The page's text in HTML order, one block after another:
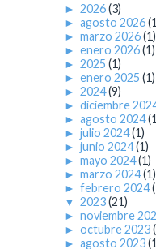
► 2026(3)
► agosto 2026
► marzo 2026(1)
► enero 2026(1)
► 2025 (1)
► enero 2025 (1)
► 2024(9)
► diciembre
► agosto 2024
► julio 2024(1)
► junio 2024(1)
► mayo 2024(1)
► marzo 2024(1)
► febrero 2024
▼ 2023(21)
► noviembre
► octubre 2023
► agosto 2023